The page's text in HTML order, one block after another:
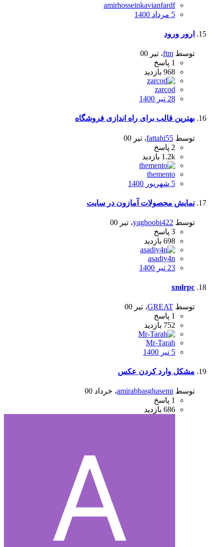
amirhosseinkavianfardf
5 مرداد 1400
ارور ورود
توسط ftm، تیر 00
1 پاسخ
968 بازدید
zarcod
28 تیر 1400
بهترین قالب برای راه اندازی فروشگاه
توسط fattahi55، تیر 00
2 پاسخ
1.2k بازدید
themento
5 شهریور 1400
نمایش محصولات آمازون در سایت
توسط yaghoobi422، تیر 00
3 پاسخ
698 بازدید
asadiy4n
23 تیر 1400
xmlrpc
توسط GREAT، تیر 00
1 پاسخ
752 بازدید
Mr-Tarah
5 تیر 1400
مشکل وارد کردن عکس
توسط amirabbasghasemi، خرداد 00
1 پاسخ
686 بازدید